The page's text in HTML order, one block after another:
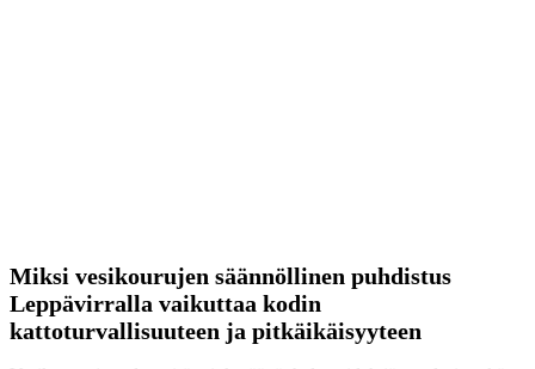
Miksi vesikourujen säännöllinen puhdistus
Leppävirralla vaikuttaa kodin
kattoturvallisuuteen ja pitkäikäisyyteen